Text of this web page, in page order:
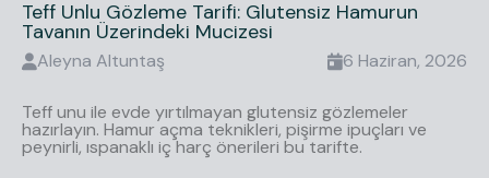
Teff Unlu Gözleme Tarifi: Glutensiz Hamurun
Tavanın Üzerindeki Mucizesi
Aleyna Altuntaş 6 Haziran, 2026
Teff unu ile evde yırtılmayan glutensiz gözlemeler
hazırlayın. Hamur açma teknikleri, pişirme ipuçları ve
peynirli, ıspanaklı iç harç önerileri bu tarifte.